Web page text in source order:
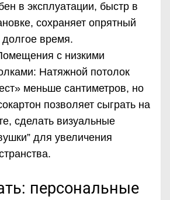
в эксплуатации, быстр в
сохраняет опрятный
долгое время.
с низкими
Натяжной потолок
меньше сантиметров, но
позволяет сыграть на
сделать визуальные
для увеличения
персональные